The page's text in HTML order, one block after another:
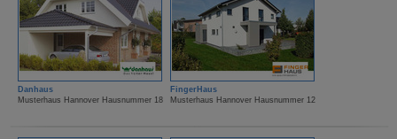
Danhaus
Musterhaus Hannover Hausnummer 18
FingerHaus
Musterhaus Hannover Hausnummer 12